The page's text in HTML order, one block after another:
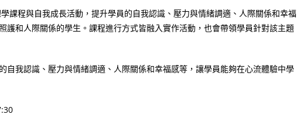
課程與自我成長活動，提升學員的自我認識、壓力與情緒調適、人際關係和幸福
護和人際關係的學生。課程進行方式皆融入實作活動，也會帶領學員針對該主題
自我認識、壓力與情緒調適、人際關係和幸福感等，讓學員能夠在心流體驗中學